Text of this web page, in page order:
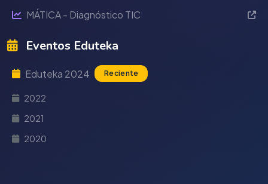
MÁTICA - Diagnóstico TIC
Eventos Eduteka
Eduteka 2024 Reciente
2022
2021
2020